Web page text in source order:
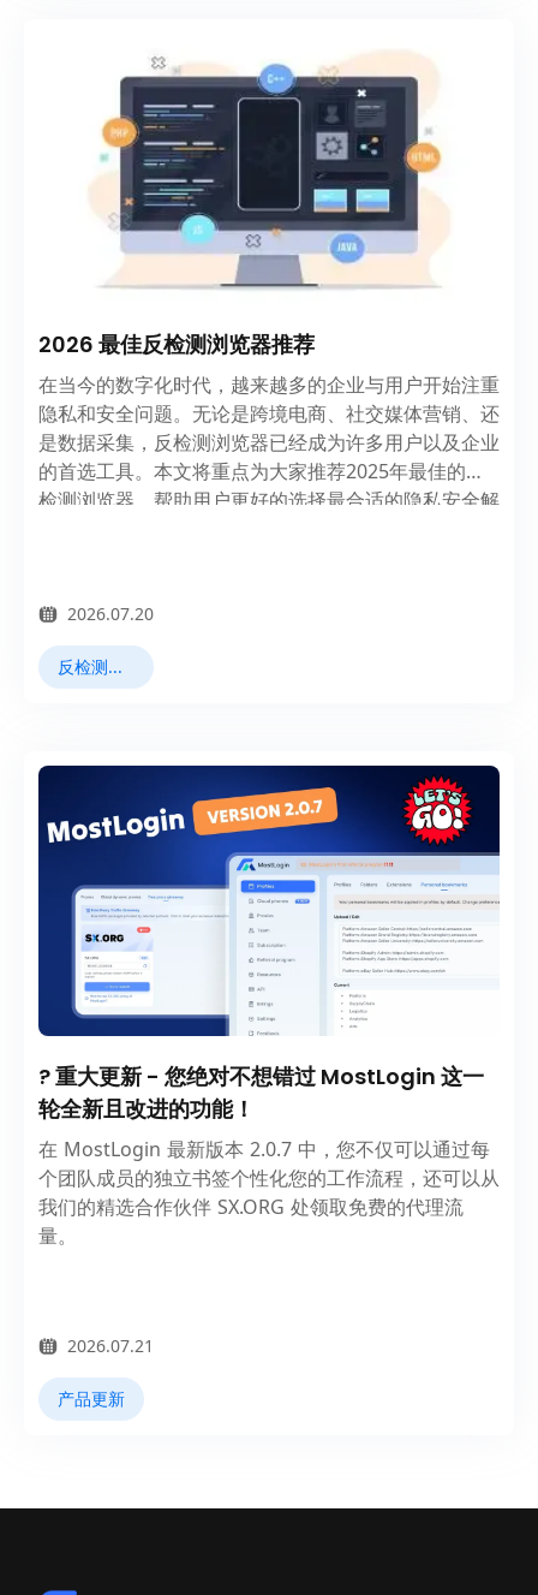
2026 最佳反检测浏览器推荐
在当今的数字化时代，越来越多的企业与用户开始注重
隐私和安全问题。无论是跨境电商、社交媒体营销、还
是数据采集，反检测浏览器已经成为许多用户以及企业
的首选工具。本文将重点为大家推荐2025年最佳的反
检测浏览器，帮助用户更好的选择最合适的隐私安全解
2026.07.20
反检测浏览器
? 重大更新 - 您绝对不想错过 MostLogin 这一
轮全新且改进的功能！
在 MostLogin 最新版本 2.0.7 中，您不仅可以通过每
个团队成员的独立书签个性化您的工作流程，还可以从
我们的精选合作伙伴 SX.ORG 处领取免费的代理流
量。
2026.07.21
产品更新